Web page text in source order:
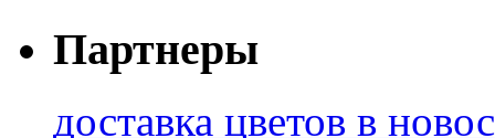
Партнеры
доставка цветов в